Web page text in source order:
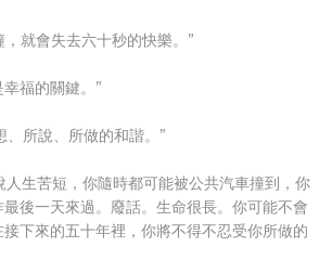
就會失去六十秒的快樂。”
福的關鍵。”
所說、所做的和諧。”
人生苦短，你隨時都可能被公共汽車撞到，你
後一天來過。廢話。生命很長。你可能不會
下來的五十年裡，你將不得不忍受你所做的